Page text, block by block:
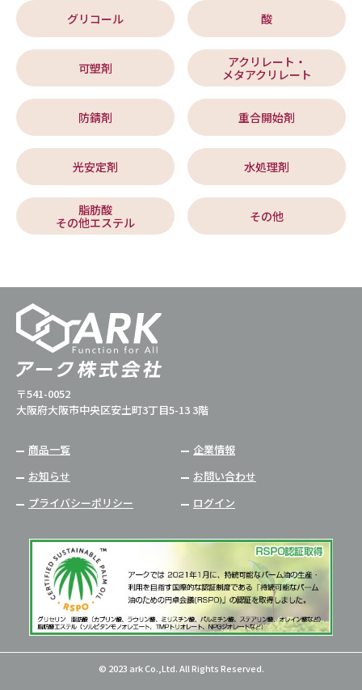
グリコール 酸
可塑剤
アクリレート・
メタアクリレート
防錆剤 重合開始剤
光安定剤 水処理剤
脂肪酸
その他エステル
その他
〒541-0052
大阪府大阪市中央区安土町3丁目5-13 3階
商品一覧
企業情報
お知らせ
お問い合わせ
プライバシーポリシー
ログイン
© 2023 ark Co.,Ltd. All Rights Reserved.